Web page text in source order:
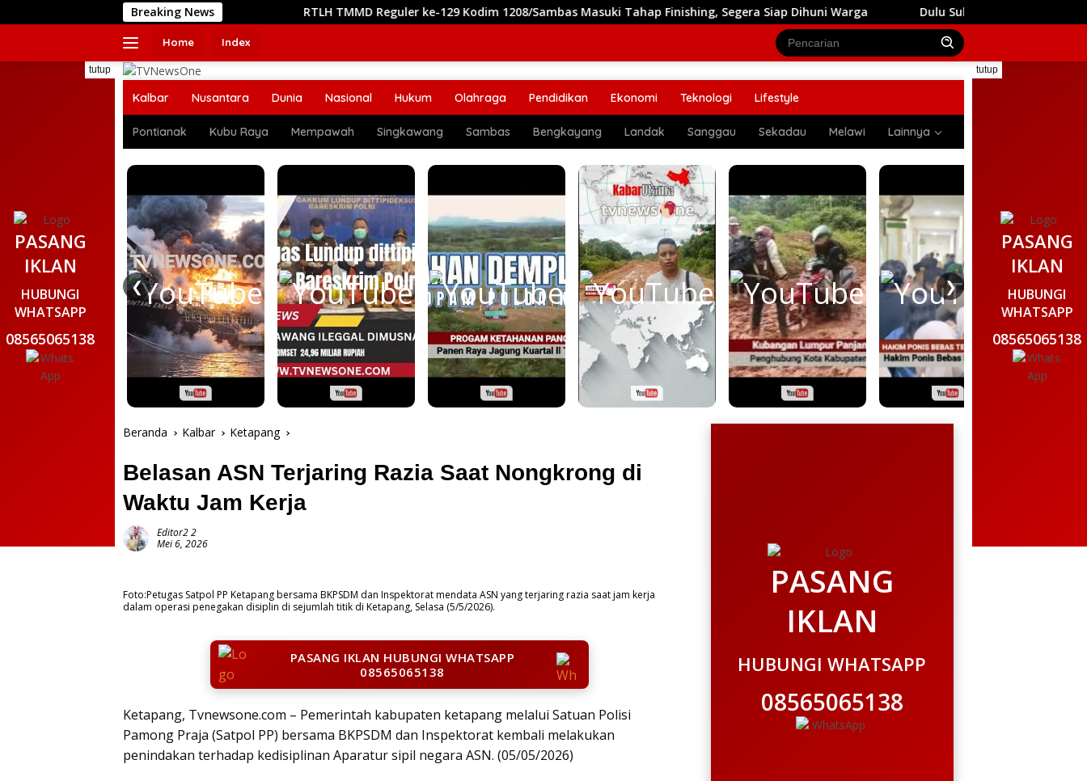
ke
Breaking News RTLH TMMD Reguler ke-129 Kodim 1208/Sambas Masuki Tahap Finishing, Segera Siap Dihuni Warga Dulu Sulit Air Bersih, Kini Anak-Anak di
Home Index
tutup
PASANG
IKLAN
HUBUNGI
WHATSAPP
08565065138
tutup
PASANG
IKLAN
HUBUNGI
WHATSAPP
08565065138
Kalbar Nusantara Dunia Nasional Hukum Olahraga Pendidikan Ekonomi Teknologi Lifestyle
Pontianak Kubu Raya Mempawah Singkawang Sambas Bengkayang Landak Sanggau Sekadau Melawi Lainnya
❮ ❯
Beranda Kalbar Ketapang
Belasan ASN Terjaring Razia Saat Nongkrong di
Waktu Jam Kerja
Editor2 2
Mei 6, 2026
Foto:Petugas Satpol PP Ketapang bersama BKPSDM dan Inspektorat mendata ASN yang terjaring razia saat jam kerja
dalam operasi penegakan disiplin di sejumlah titik di Ketapang, Selasa (5/5/2026).
PASANG IKLAN HUBUNGI WHATSAPP
08565065138
Ketapang, Tvnewsone.com – Pemerintah kabupaten ketapang melalui Satuan Polisi
Pamong Praja (Satpol PP) bersama BKPSDM dan Inspektorat kembali melakukan
penindakan terhadap kedisiplinan Aparatur sipil negara ASN. (05/05/2026)
PASANG
IKLAN
HUBUNGI WHATSAPP
08565065138